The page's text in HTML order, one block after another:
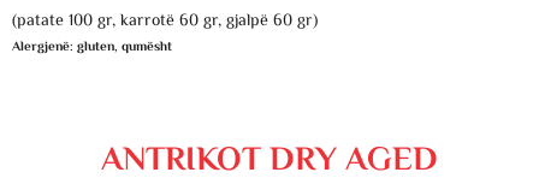
(patate 100 gr, karrotë 60 gr, gjalpë 60 gr)
Alergjenë: gluten, qumësht
ANTRIKOT DRY AGED